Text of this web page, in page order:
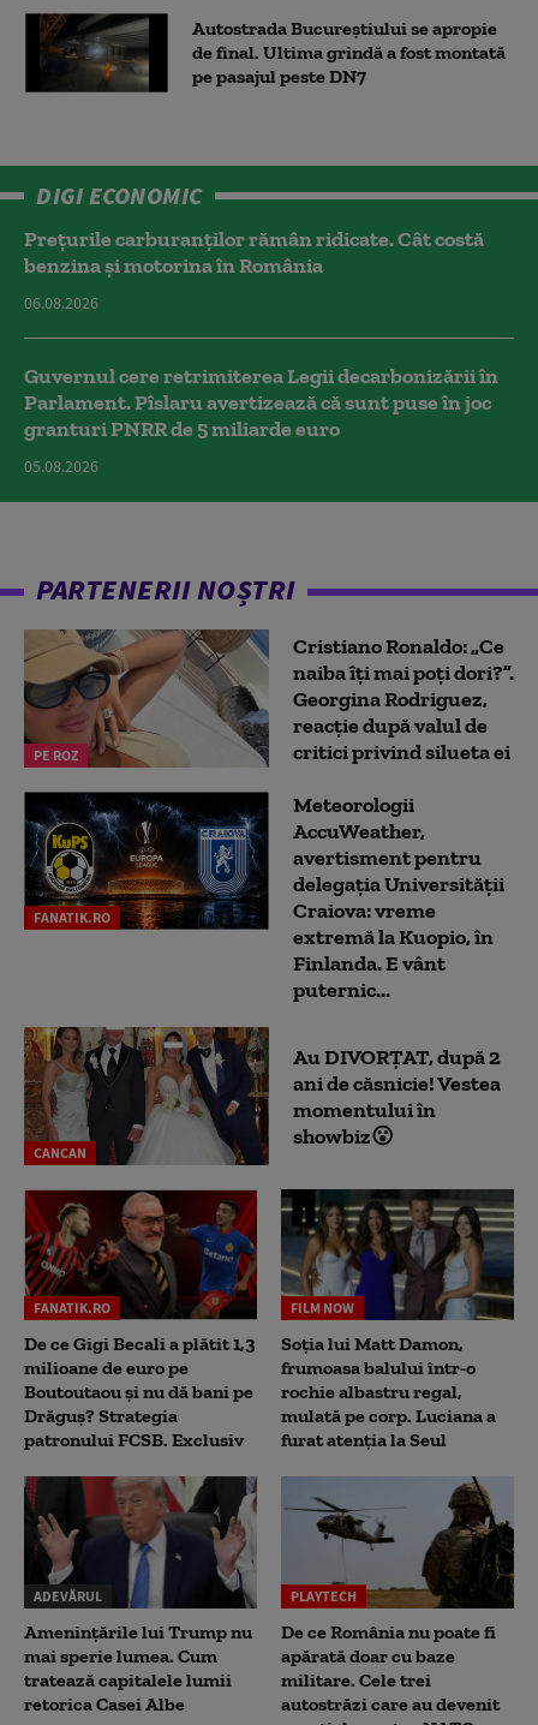
Autostrada Bucureștiului se apropie
de final. Ultima grindă a fost montată
pe pasajul peste DN7
DIGI ECONOMIC
Prețurile carburanților rămân ridicate. Cât costă
benzina și motorina în România
06.08.2026
Guvernul cere retrimiterea Legii decarbonizării în
Parlament. Pîslaru avertizează că sunt puse în joc
granturi PNRR de 5 miliarde euro
05.08.2026
PARTENERII NOȘTRI
PE ROZ
Cristiano Ronaldo: „Ce
naiba îți mai poți dori?”.
Georgina Rodriguez,
reacție după valul de
critici privind silueta ei
FANATIK.RO
Meteorologii
AccuWeather,
avertisment pentru
delegația Universității
Craiova: vreme
extremă la Kuopio, în
Finlanda. E vânt
puternic...
CANCAN
Au DIVORȚAT, după 2
ani de căsnicie! Vestea
momentului în
showbiz😮
FANATIK.RO
De ce Gigi Becali a plătit 1,3
milioane de euro pe
Boutoutaou și nu dă bani pe
Drăguș? Strategia
patronului FCSB. Exclusiv
FILM NOW
Soția lui Matt Damon,
frumoasa balului într-o
rochie albastru regal,
mulată pe corp. Luciana a
furat atenția la Seul
ADEVĂRUL
Amenințările lui Trump nu
mai sperie lumea. Cum
tratează capitalele lumii
retorica Casei Albe
PLAYTECH
De ce România nu poate fi
apărată doar cu baze
militare. Cele trei
autostrăzi care au devenit